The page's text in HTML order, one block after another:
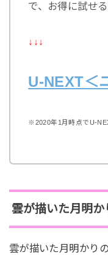
で、お得に試せ
↓↓↓
U-NEXT＜
※2020年1月時点でU-
雲が描いた月明
雲が描いた月明かり